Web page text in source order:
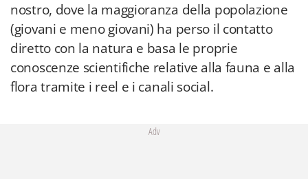
nostro, dove la maggioranza della popolazione
(giovani e meno giovani) ha perso il contatto
diretto con la natura e basa le proprie
conoscenze scientifiche relative alla fauna e alla
flora tramite i reel e i canali social.
Adv